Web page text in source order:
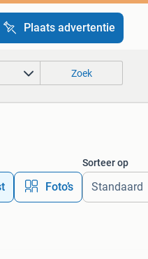
Plaats advertentie
Zoek
Foto’s
Sorteer op